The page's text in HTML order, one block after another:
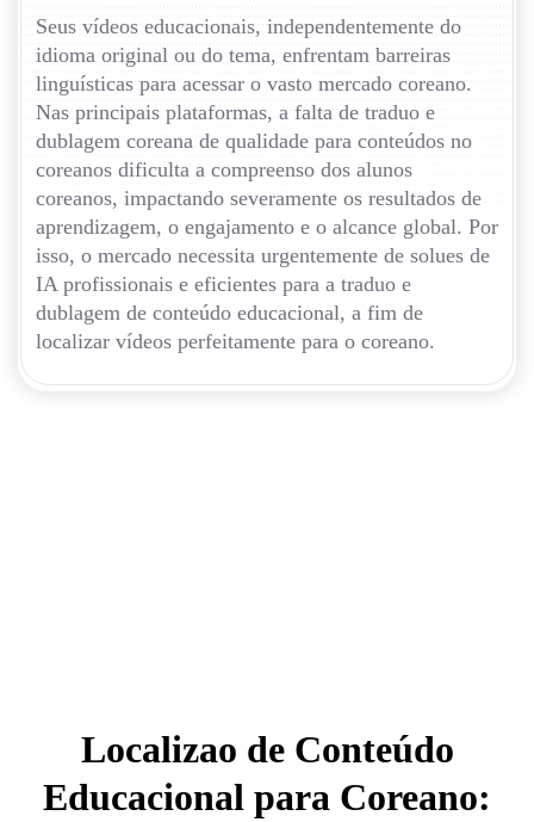
Seus vídeos educacionais, independentemente do
idioma original ou do tema, enfrentam barreiras
linguísticas para acessar o vasto mercado coreano.
Nas principais plataformas, a falta de traduo e
dublagem coreana de qualidade para conteúdos no
coreanos dificulta a compreenso dos alunos
coreanos, impactando severamente os resultados de
aprendizagem, o engajamento e o alcance global. Por
isso, o mercado necessita urgentemente de solues de
IA profissionais e eficientes para a traduo e
dublagem de conteúdo educacional, a fim de
localizar vídeos perfeitamente para o coreano.
Localizao de Conteúdo
Educacional para Coreano: